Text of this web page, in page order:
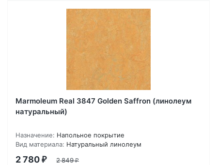
Marmoleum Real 3847 Golden Saffron (линолеум
натуральный)
Назначение: Напольное покрытие
Вид материала: Натуральный линолеум
2 780 ₽ 2 849₽